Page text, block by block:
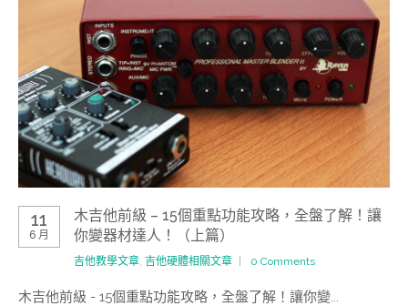
11
6 月
木吉他前級 – 15個重點功能攻略，全盤了解！讓
你變器材達人！（上篇）
吉他教學文章, 吉他硬體相關文章 0 Comments
木吉他前級 - 15個重點功能攻略，全盤了解！讓你變...